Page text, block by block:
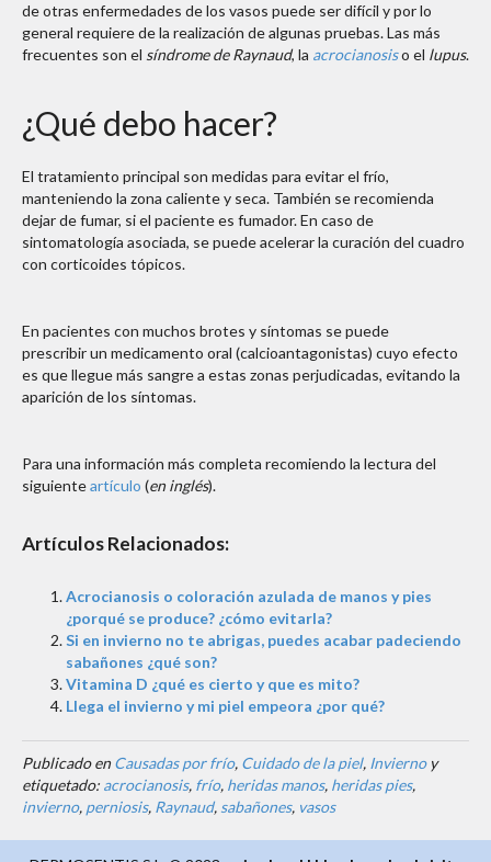
de otras enfermedades de los vasos puede ser difícil y por lo
general requiere de la realización de algunas pruebas. Las más
frecuentes son el síndrome de Raynaud, la acrocianosiso el lupus.
¿Qué debo hacer?
El tratamiento principal son medidas para evitar el frío,
manteniendo la zona caliente y seca. También se recomienda
dejar de fumar, si el paciente es fumador. En caso de
sintomatología asociada, se puede acelerar la curación del cuadro
con corticoides tópicos.
En pacientes con muchos brotes y síntomas se puede
prescribir un medicamento oral (calcioantagonistas) cuyo efecto
es que llegue más sangre a estas zonas perjudicadas, evitando la
aparición de los síntomas.
Para una información más completa recomiendo la lectura del
siguienteartículo (en inglés).
Artículos Relacionados:
Acrocianosis o coloración azulada de manos y pies
¿porqué se produce? ¿cómo evitarla?
Si en invierno no te abrigas, puedes acabar padeciendo
sabañones ¿qué son?
Vitamina D ¿qué es cierto y que es mito?
Llega el invierno y mi piel empeora ¿por qué?
Publicado enCausadas por frío, Cuidado de la piel, Inviernoy
etiquetado: acrocianosis, frío, heridas manos, heridas pies,
invierno, perniosis, Raynaud, sabañones, vasos